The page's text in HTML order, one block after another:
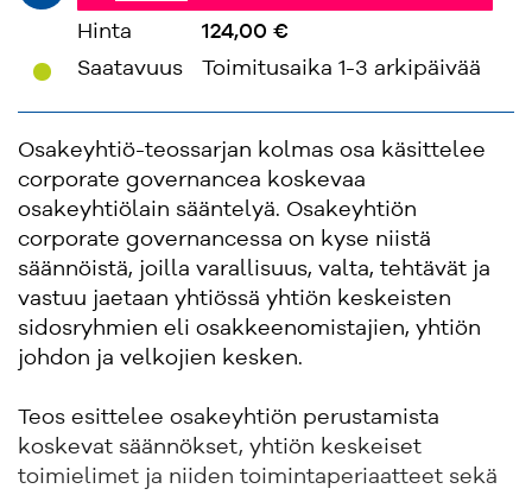
Hinta
124,00 €
Saatavuus
Toimitusaika 1-3 arkipäivää
Osakeyhtiö-teossarjan kolmas osa käsittelee
corporate governancea koskevaa
osakeyhtiölain sääntelyä. Osakeyhtiön
corporate governancessa on kyse niistä
säännöistä, joilla varallisuus, valta, tehtävät ja
vastuu jaetaan yhtiössä yhtiön keskeisten
sidosryhmien eli osakkeenomistajien, yhtiön
johdon ja velkojien kesken.
Teos esittelee osakeyhtiön perustamista
koskevat säännökset, yhtiön keskeiset
toimielimet ja niiden toimintaperiaatteet sekä